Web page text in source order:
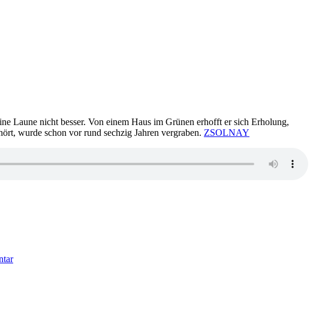
Laune nicht besser. Von einem Haus im Grünen erhofft er sich Erholung,
wurde schon vor rund sechzig Jahren vergraben. ZSOLNAY
Henning